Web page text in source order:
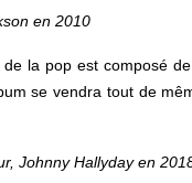
en 2010
de la pop est composé
se vendra tout de
Johnny Hallyday en